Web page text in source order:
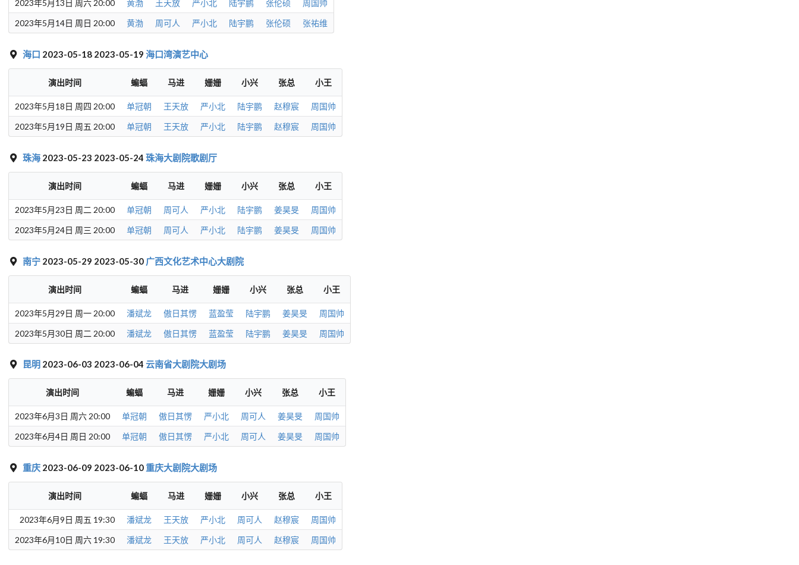
2023年5月13日 周六 20:00 黄渤 王天放 严小北 陆宇鹏 张伦硕
周国帅
2023年5月14日 周日 20:00
黄渤 周可人 严小北 陆宇鹏 张伦硕 张祐维
海口 2023-05-18 2023-05-19海口湾演艺中心
演出时间 蝙蝠 马进 姗姗 小兴 张总 小王
2023年5月18日 周四 20:00 单冠朝 王天放 严小北 陆宇鹏 赵穆宸
周国帅
2023年5月19日 周五 20:00
单冠朝 王天放 严小北 陆宇鹏 赵穆宸 周国帅
珠海 2023-05-23 2023-05-24珠海大剧院歌剧厅
演出时间 蝙蝠 马进 姗姗 小兴 张总 小王
2023年5月23日 周二 20:00 单冠朝 周可人 严小北 陆宇鹏 姜昊旻
周国帅
2023年5月24日 周三 20:00
单冠朝 周可人 严小北 陆宇鹏 姜昊旻 周国帅
南宁 2023-05-29 2023-05-30 广西文化艺术中心大剧院
演出时间 蝙蝠 马进 姗姗 小兴 张总 小王
2023年5月29日 周一 20:00 潘斌龙 傲日其愣 蓝盈莹 陆宇鹏 姜昊旻
周国帅
2023年5月30日 周二 20:00
潘斌龙 傲日其愣 蓝盈莹 陆宇鹏 姜昊旻 周国帅
昆明 2023-06-03 2023-06-04云南省大剧院大剧场
演出时间 蝙蝠 马进 姗姗 小兴 张总 小王
2023年6月3日 周六 20:00 单冠朝 傲日其愣 严小北 周可人 姜昊旻
周国帅
2023年6月4日 周日 20:00
单冠朝 傲日其愣 严小北 周可人 姜昊旻 周国帅
重庆 2023-06-09 2023-06-10重庆大剧院大剧场
演出时间 蝙蝠 马进 姗姗 小兴 张总 小王
2023年6月9日 周五 19:30 潘斌龙 王天放 严小北 周可人 赵穆宸
周国帅
2023年6月10日 周六 19:30
潘斌龙 王天放 严小北 周可人 赵穆宸 周国帅